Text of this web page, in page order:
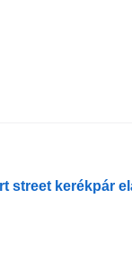
street kerékpár